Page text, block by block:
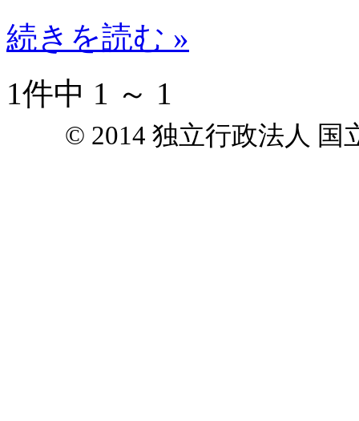
続きを読む »
1件中 1 ～ 1
© 2014 独立行政法人 国